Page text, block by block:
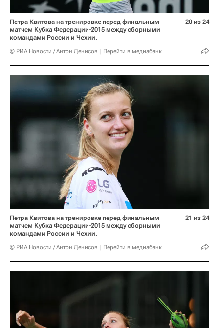
Петра Квитова на тренировке перед финальным
матчем Кубка Федерации-2015 между сборными
командами России и Чехии.
© РИА Новости / Антон Денисов Перейти в медиабанк
20 из 24
Петра Квитова на тренировке перед финальным
матчем Кубка Федерации-2015 между сборными
командами России и Чехии.
© РИА Новости / Антон Денисов Перейти в медиабанк
21 из 24